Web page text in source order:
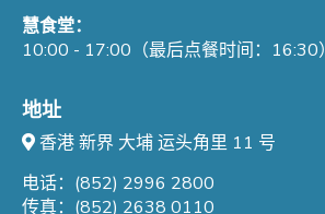
慧食堂：
10:00 - 17:00（最后点餐时间：16:30）
地址
香港 新界 大埔 运头角里 11 号
电话：(852) 2996 2800
传真：(852) 2638 0110